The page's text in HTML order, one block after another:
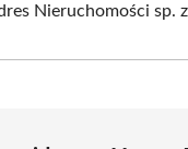
Nieruchomości sp.